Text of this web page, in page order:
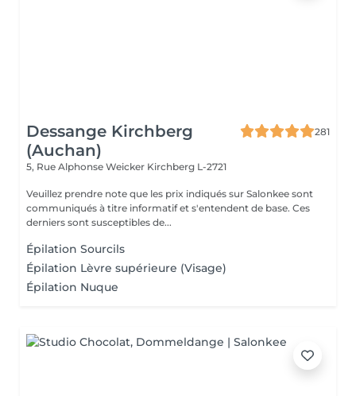
Dessange Kirchberg
(Auchan)
281
5, Rue Alphonse Weicker Kirchberg L-2721
Veuillez prendre note que les prix indiqués sur Salonkee sont
communiqués à titre informatif et s'entendent de base. Ces
derniers sont susceptibles de...
Épilation Sourcils
Épilation Lèvre supérieure (Visage)
Épilation Nuque